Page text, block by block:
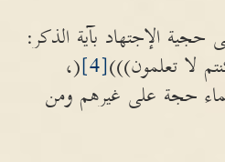
الإجتهاد بآية الذكر:
لا تعلمون)))[4]
(،
حجة على غيرهم ومن